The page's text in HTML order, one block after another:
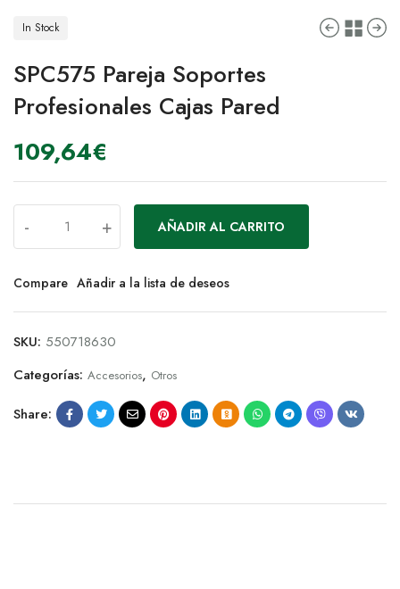
In Stock
SPC575 Pareja Soportes
Profesionales Cajas Pared
109,64€
- + AÑADIR AL CARRITO
Compare Añadir a la lista de deseos
SKU: 550718630
Categorías: Accesorios, Otros
Share: